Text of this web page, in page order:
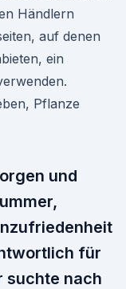
Händlern
auf denen
ein
Pflanze
und
für
suchte nach